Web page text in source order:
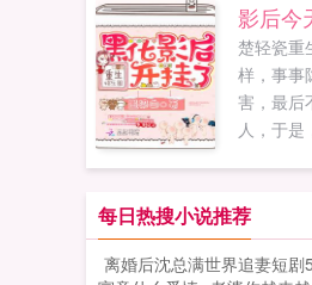
影后今
楚轻瓷重
样，事事
害，最后
人，于是
命。自打
后，怀疑
咆哮的楚
每日热搜小说推荐
离婚后沈总满世界追妻短剧5